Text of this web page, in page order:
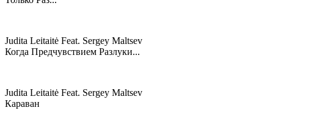
Judita Leitaitė Feat. Sergey Maltsev
Когда Предчувствием Разлуки...
Judita Leitaitė Feat. Sergey Maltsev
Караван